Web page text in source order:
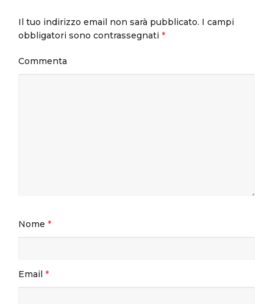
Il tuo indirizzo email non sarà pubblicato. I campi
obbligatori sono contrassegnati *
Commenta
Nome *
Email *